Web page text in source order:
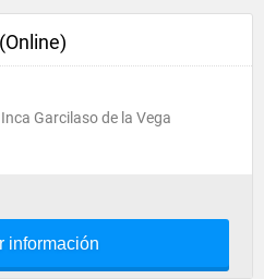
Garcilaso de la Vega
información